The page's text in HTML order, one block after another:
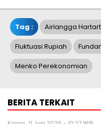
Tag : Airlangga
Fluktuasi Rupiah
Menko Perekonomian
BERITA TERKAIT